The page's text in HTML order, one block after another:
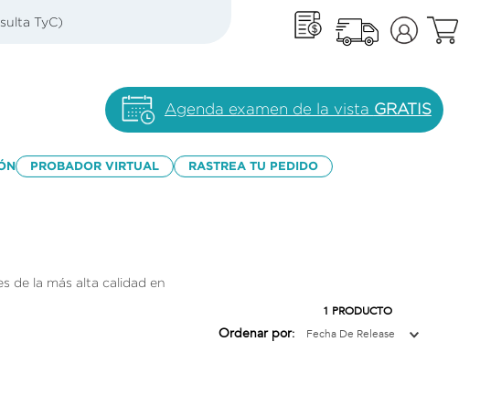
TyC)
Agenda examen de la vista GRATIS
PROBADOR VIRTUAL RASTREA TU PEDIDO
de la más alta calidad en
1 PRODUCTO
Ordenar por Fecha De Release